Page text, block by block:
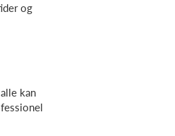
og
kan